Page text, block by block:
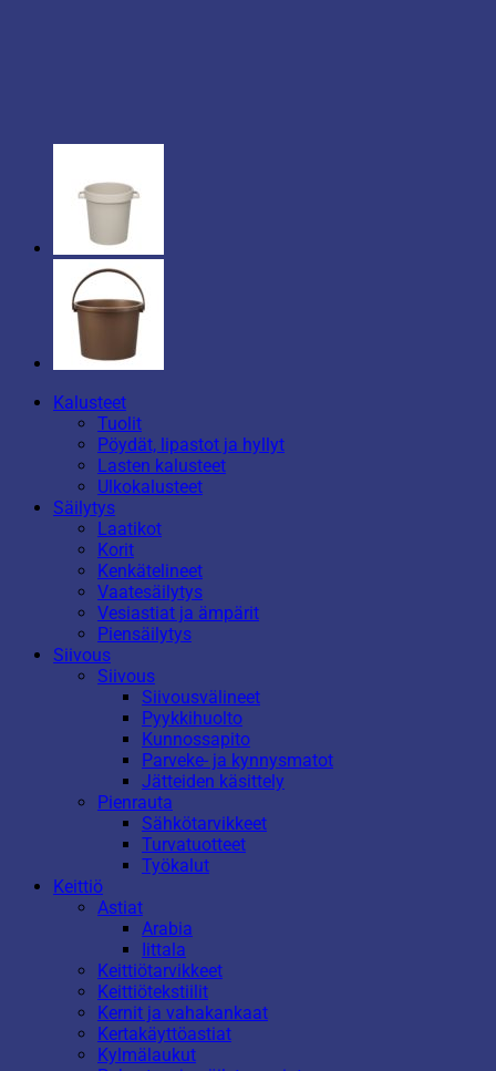
Kalusteet
Tuolit
Pöydät, lipastot ja hyllyt
Lasten kalusteet
Ulkokalusteet
Säilytys
Laatikot
Korit
Kenkätelineet
Vaatesäilytys
Vesiastiat ja ämpärit
Piensäilytys
Siivous
Siivous
Siivousvälineet
Pyykkihuolto
Kunnossapito
Parveke- ja kynnysmatot
Jätteiden käsittely
Pienrauta
Sähkötarvikkeet
Turvatuotteet
Työkalut
Keittiö
Astiat
Arabia
Iittala
Keittiötarvikkeet
Keittiötekstiilit
Kernit ja vahakankaat
Kertakäyttöastiat
Kylmälaukut